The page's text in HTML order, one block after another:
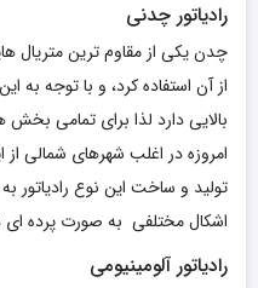
رادیاتور چدنی
چدن یکی از مقاوم ترین متریال
از آن استفاده کرد، و با توجه به
بالایی دارد لذا برای تمامی
امروزه در اغلب شهرهای شمالی از
تولید و ساخت این نوع رادیاتور
اشکال مختلفی به صورت پرده ای
رادیاتور آلومینیومی